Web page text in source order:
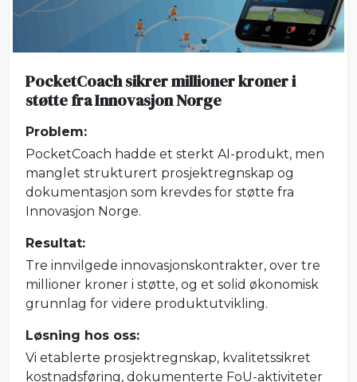
PocketCoach sikrer millioner kroner i
støtte fra Innovasjon Norge
Problem:
PocketCoach hadde et sterkt AI-produkt, men
manglet strukturert prosjektregnskap og
dokumentasjon som krevdes for støtte fra
Innovasjon Norge.
Resultat:
Tre innvilgede innovasjonskontrakter, over tre
millioner kroner i støtte, og et solid økonomisk
grunnlag for videre produktutvikling.
Løsning hos oss:
Vi etablerte prosjektregnskap, kvalitetssikret
kostnadsføring, dokumenterte FoU-aktiviteter